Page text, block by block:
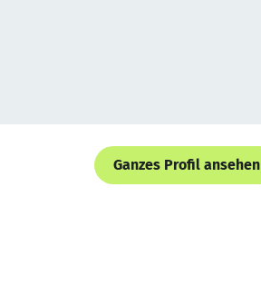
Ganzes Profil ansehen